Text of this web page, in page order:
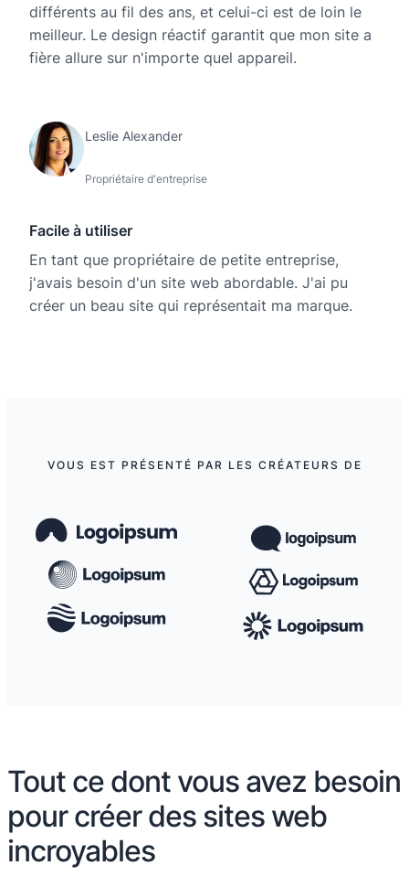
différents au fil des ans, et celui-ci est de loin le
meilleur. Le design réactif garantit que mon site a
fière allure sur n'importe quel appareil.
Leslie Alexander
Propriétaire d'entreprise
Facile à utiliser
En tant que propriétaire de petite entreprise,
j'avais besoin d'un site web abordable. J'ai pu
créer un beau site qui représentait ma marque.
VOUS EST PRÉSENTÉ PAR LES CRÉATEURS DE
Tout ce dont vous avez besoin
pour créer des sites web
incroyables